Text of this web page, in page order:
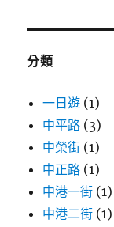
鍵
分類
一日遊 (1)
中平路 (3)
中榮街 (1)
中正路 (1)
中港一街 (1)
中港二街 (1)